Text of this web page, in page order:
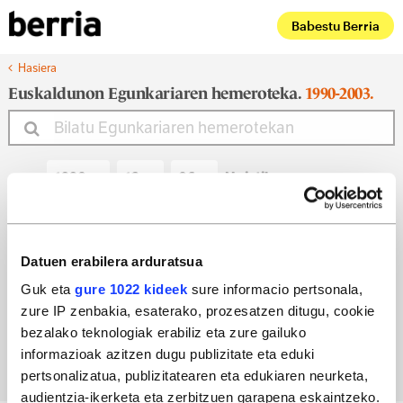
Datuen erabilera arduratsua
Guk eta gure 1022 kideek sure informacio pertsonala,
zure IP zenbakia, esaterako, prozesatzen ditugu, cookie
bezalako teknologiak erabiliz eta zure gailuko
informazioak azitzen dugu publizitate eta eduki
pertsonalizatua, publizitatearen eta edukiaren neurketa,
audientzia-ikerketa eta zerbitzuen garapena eskaintzeko.
Babestu Berria
Hasiera
Euskaldunon Egunkariaren hemeroteka. 1990-2003.
Noiztik
Noiz arte
Bilatu egun bateko edizioa